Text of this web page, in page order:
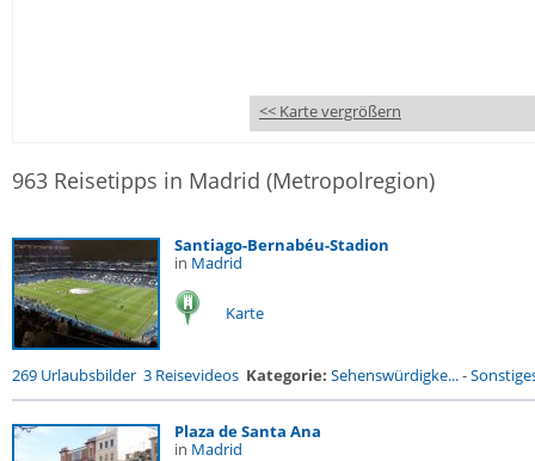
<< Karte vergrößern
963 Reisetipps in Madrid (Metropolregion)
Santiago-Bernabéu-Stadion
in Madrid
Karte
269 Urlaubsbilder 3 Reisevideos Kategorie: Sehenswürdigke...-
Plaza de Santa Ana
in Madrid